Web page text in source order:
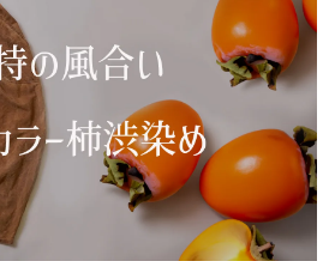
袖の丈感 :大人の
女子会にも着て
いける綺麗めカ
ジュアル 良い
ところ取りすぎ
ません？🥹✨ こ
のストライプ柄
は、西尾市内で
編んでくれる73
歳超えのおじい
ご了承ください
ませ。) ちな
みに、現在着用
リクエスト可能
なスタッフは4名
です♪ 【着用
リクエスト可能
モデル】 ①低身
長モデル：あや
ぱん152cm (一般